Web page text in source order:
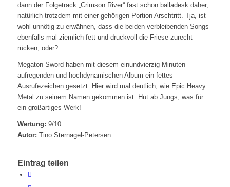
dann der Folgetrack „Crimson River“ fast schon balladesk daher,
natürlich trotzdem mit einer gehörigen Portion Arschtritt. Tja, ist
wohl unnötig zu erwähnen, dass die beiden verbleibenden Songs
ebenfalls mal ziemlich fett und druckvoll die Friese zurecht
rücken, oder?
Megaton Sword haben mit diesem einundvierzig Minuten
aufregenden und hochdynamischen Album ein fettes
Ausrufezeichen gesetzt. Hier wird mal deutlich, wie Epic Heavy
Metal zu seinem Namen gekommen ist. Hut ab Jungs, was für
ein großartiges Werk!
Wertung: 9/10
Autor: Tino Sternagel-Petersen
Eintrag teilen